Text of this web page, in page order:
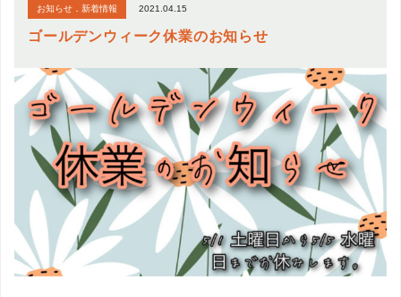
お知らせ．新着情報 2021.04.15
ゴールデンウィーク休業のお知らせ